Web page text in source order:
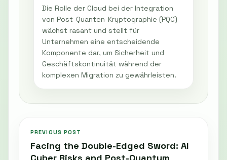
Die Rolle der Cloud bei der Integration
von Post-Quanten-Kryptographie (PQC)
wächst rasant und stellt für
Unternehmen eine entscheidende
Komponente dar, um Sicherheit und
Geschäftskontinuität während der
komplexen Migration zu gewährleisten.
PREVIOUS POST
Facing the Double-Edged Sword: AI